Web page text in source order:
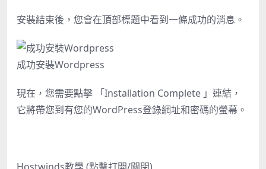
安裝結束後，您會在頂部標題中看到一條成功的消息。
成功安裝Wordpress
現在，您需要點擊 「Installation Complete 」連結，
它將帶您到有您的WordPress登錄網址和密碼的螢幕。
Hostwinds教學 (點擊打開/關閉)